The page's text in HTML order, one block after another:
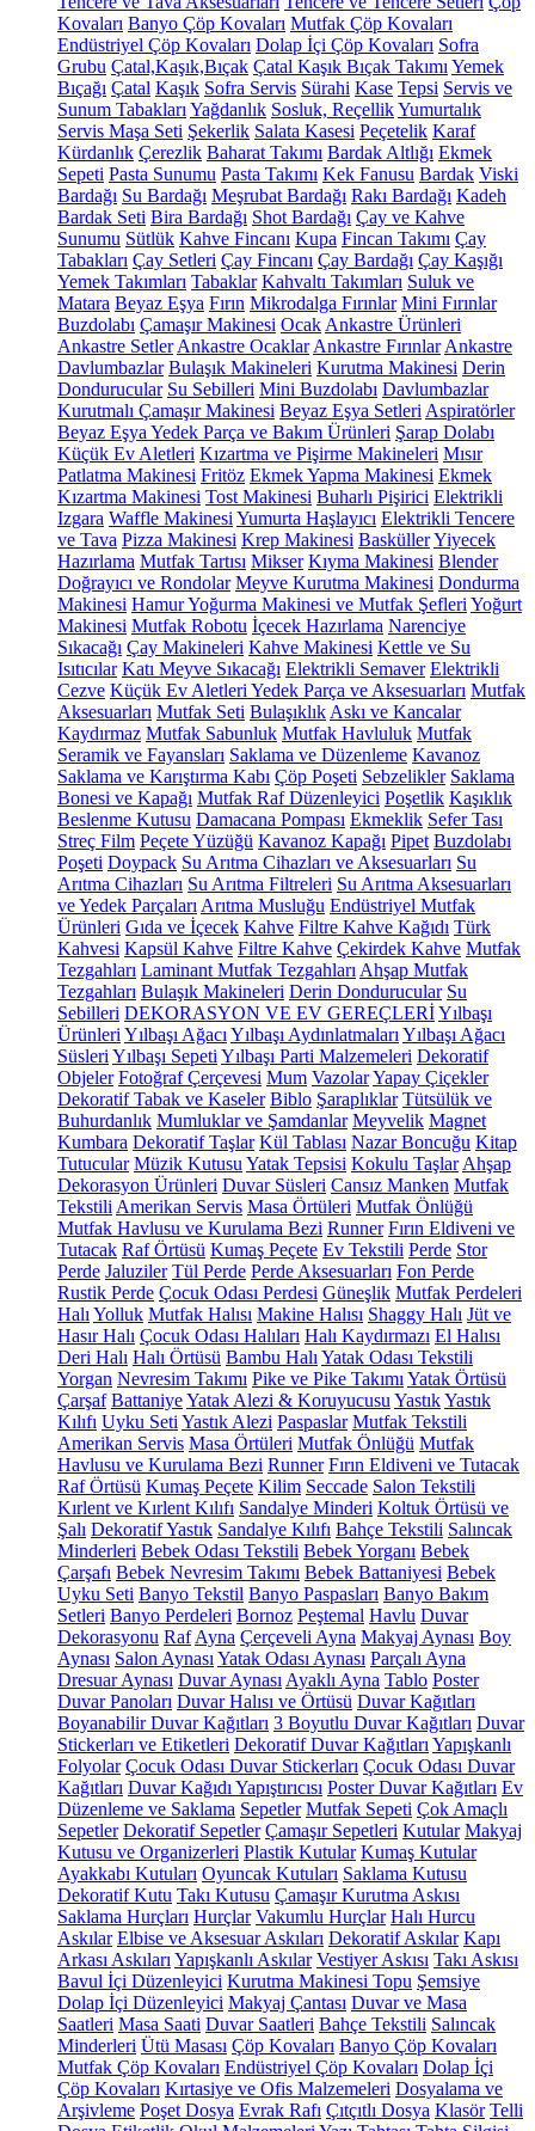
Kovaları Banyo Çöp Kovaları Mutfak Çöp Kovaları
Endüstriyel Çöp Kovaları Dolap İçi Çöp Kovaları Sofra
Grubu Çatal,Kaşık,Bıçak Çatal Kaşık Bıçak Takımı Yemek
Bıçağı Çatal Kaşık Sofra Servis Sürahi Kase Tepsi Servis ve
Sunum Tabakları Yağdanlık Sosluk, ReçellikYumurtalık
Servis Maşa Seti Şekerlik Salata Kasesi Peçetelik Karaf
Kürdanlık Çerezlik Baharat Takımı Bardak Altlığı Ekmek
Sepeti Pasta Sunumu Pasta Takımı Kek Fanusu Bardak Viski
Bardağı Su Bardağı Meşrubat Bardağı Rakı Bardağı Kadeh
Bardak Seti Bira Bardağı Shot Bardağı Çay ve Kahve
Sunumu Sütlük Kahve Fincanı Kupa Fincan Takımı Çay
Tabakları Çay Setleri Çay Fincanı Çay Bardağı Çay Kaşığı
Yemek Takımları Tabaklar Kahvaltı Takımları Suluk ve
Matara Beyaz Eşya Fırın Mikrodalga Fırınlar Mini Fırınlar
Buzdolabı Çamaşır Makinesi Ocak Ankastre Ürünleri
Ankastre Setler Ankastre Ocaklar Ankastre Fırınlar Ankastre
Davlumbazlar Bulaşık Makineleri Kurutma Makinesi Derin
Dondurucular Su Sebilleri Mini Buzdolabı Davlumbazlar
Kurutmalı Çamaşır Makinesi Beyaz Eşya Setleri Aspiratörler
Beyaz Eşya Yedek Parça ve Bakım Ürünleri Şarap Dolabı
Küçük Ev Aletleri Kızartma ve Pişirme Makineleri Mısır
Patlatma Makinesi Fritöz Ekmek Yapma Makinesi Ekmek
Kızartma Makinesi Tost Makinesi Buharlı Pişirici Elektrikli
Izgara Waffle Makinesi Yumurta Haşlayıcı Elektrikli Tencere
ve Tava Pizza Makinesi Krep Makinesi BasküllerYiyecek
Hazırlama Mutfak Tartısı Mikser Kıyma Makinesi Blender
Doğrayıcı ve Rondolar Meyve Kurutma Makinesi Dondurma
Makinesi Hamur Yoğurma Makinesi ve Mutfak Şefleri Yoğurt
Makinesi Mutfak Robotu İçecek Hazırlama Narenciye
Sıkacağı Çay Makineleri Kahve Makinesi Kettle ve Su
Isıtıcılar Katı Meyve Sıkacağı Elektrikli Semaver Elektrikli
Cezve Küçük Ev Aletleri Yedek Parça ve Aksesuarları Mutfak
Aksesuarları Mutfak Seti Bulaşıklık Askı ve Kancalar
Kaydırmaz Mutfak Sabunluk Mutfak Havluluk Mutfak
Seramik ve Fayansları Saklama ve Düzenleme Kavanoz
Saklama ve Karıştırma Kabı Çöp Poşeti Sebzelikler Saklama
Bonesi ve Kapağı Mutfak Raf Düzenleyici Poşetlik Kaşıklık
Beslenme Kutusu Damacana Pompası Ekmeklik Sefer Tası
Streç Film Peçete Yüzüğü Kavanoz Kapağı Pipet Buzdolabı
Poşeti Doypack Su Arıtma Cihazları ve Aksesuarları Su
Arıtma Cihazları Su Arıtma Filtreleri Su Arıtma Aksesuarları
ve Yedek Parçaları Arıtma Musluğu Endüstriyel Mutfak
Ürünleri Gıda ve İçecek Kahve Filtre Kahve Kağıdı Türk
Kahvesi Kapsül Kahve Filtre Kahve Çekirdek Kahve Mutfak
Tezgahları Laminant Mutfak Tezgahları Ahşap Mutfak
Tezgahları Bulaşık Makineleri Derin Dondurucular Su
Sebilleri DEKORASYON VE EV GEREÇLERİYılbaşı
Ürünleri Yılbaşı Ağacı Yılbaşı Aydınlatmaları Yılbaşı Ağacı
Süsleri Yılbaşı Sepeti Yılbaşı Parti Malzemeleri Dekoratif
Objeler Fotoğraf Çerçevesi Mum VazolarYapay Çiçekler
Dekoratif Tabak ve Kaseler Biblo Şaraplıklar Tütsülük ve
Buhurdanlık Mumluklar ve Şamdanlar Meyvelik Magnet
Kumbara Dekoratif Taşlar Kül Tablası Nazar Boncuğu Kitap
Tutucular Müzik Kutusu Yatak Tepsisi Kokulu Taşlar Ahşap
Dekorasyon Ürünleri Duvar Süsleri Cansız Manken Mutfak
Tekstili Amerikan Servis Masa Örtüleri Mutfak Önlüğü
Mutfak Havlusu ve Kurulama Bezi Runner Fırın Eldiveni ve
Tutacak Raf Örtüsü Kumaş Peçete Ev Tekstili Perde Stor
Perde Jaluziler Tül Perde Perde Aksesuarları Fon Perde
Rustik Perde Çocuk Odası Perdesi Güneşlik Mutfak Perdeleri
Halı Yolluk Mutfak Halısı Makine Halısı Shaggy Halı Jüt ve
Hasır Halı Çocuk Odası Halıları Halı Kaydırmazı El Halısı
Deri Halı Halı Örtüsü Bambu Halı Yatak Odası Tekstili
Yorgan Nevresim Takımı Pike ve Pike Takımı Yatak Örtüsü
Çarşaf BattaniyeYatak Alezi & Koruyucusu YastıkYastık
Kılıfı Uyku Seti Yastık Alezi Paspaslar Mutfak Tekstili
Amerikan Servis Masa Örtüleri Mutfak Önlüğü Mutfak
Havlusu ve Kurulama Bezi Runner Fırın Eldiveni ve Tutacak
Raf Örtüsü Kumaş Peçete Kilim Seccade Salon Tekstili
Kırlent ve Kırlent Kılıfı Sandalye Minderi Koltuk Örtüsü ve
Şalı Dekoratif Yastık Sandalye Kılıfı Bahçe Tekstili Salıncak
Minderleri Bebek Odası Tekstili Bebek Yorganı Bebek
Çarşafı Bebek Nevresim Takımı Bebek Battaniyesi Bebek
Uyku Seti Banyo Tekstil Banyo Paspasları Banyo Bakım
Setleri Banyo Perdeleri Bornoz Peştemal Havlu Duvar
Dekorasyonu Raf Ayna Çerçeveli Ayna Makyaj Aynası Boy
Aynası Salon Aynası Yatak Odası Aynası Parçalı Ayna
Dresuar Aynası Duvar Aynası Ayaklı Ayna Tablo Poster
Duvar Panoları Duvar Halısı ve Örtüsü Duvar Kağıtları
Boyanabilir Duvar Kağıtları 3 Boyutlu Duvar Kağıtları Duvar
Stickerları ve Etiketleri Dekoratif Duvar Kağıtları Yapışkanlı
Folyolar Çocuk Odası Duvar Stickerları Çocuk Odası Duvar
Kağıtları Duvar Kağıdı Yapıştırıcısı Poster Duvar Kağıtları Ev
Düzenleme ve Saklama Sepetler Mutfak Sepeti Çok Amaçlı
Sepetler Dekoratif Sepetler Çamaşır Sepetleri Kutular Makyaj
Kutusu ve Organizerleri Plastik Kutular Kumaş Kutular
Ayakkabı Kutuları Oyuncak Kutuları Saklama Kutusu
Dekoratif Kutu Takı Kutusu Çamaşır Kurutma Askısı
Saklama Hurçları Hurçlar Vakumlu Hurçlar Halı Hurcu
Askılar Elbise ve Aksesuar Askıları Dekoratif Askılar Kapı
Arkası Askıları Yapışkanlı Askılar Vestiyer Askısı Takı Askısı
Bavul İçi Düzenleyici Kurutma Makinesi Topu Şemsiye
Dolap İçi Düzenleyici Makyaj Çantası Duvar ve Masa
Saatleri Masa Saati Duvar Saatleri Bahçe Tekstili Salıncak
Minderleri Ütü Masası Çöp Kovaları Banyo Çöp Kovaları
Mutfak Çöp Kovaları Endüstriyel Çöp Kovaları Dolap İçi
Çöp Kovaları Kırtasiye ve Ofis Malzemeleri Dosyalama ve
Arşivleme Poşet Dosya Evrak Rafı Çıtçıtlı Dosya Klasör Telli